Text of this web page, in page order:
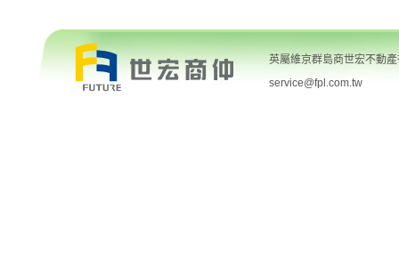
英屬維京群島商世宏不動
service@fpl.com.tw